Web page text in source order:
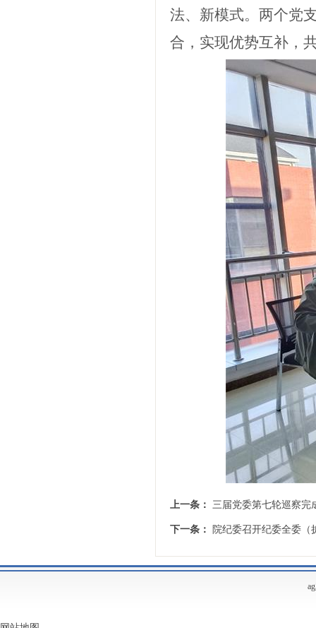
法、新模式。两个党
合，实现优势互补，
上一条： 三届党委第七轮巡察完
下一条： 院纪委召开纪委全委（